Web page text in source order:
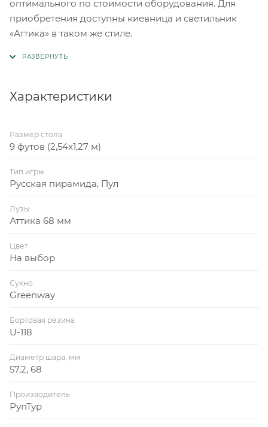
оптимального по стоимости оборудования. Для
приобретения доступны киевница и светильник
«Аттика» в таком же стиле.
Характеристики
Размер стола
9 футов (2,54x1,27 м)
Тип игры
Русская пирамида, Пул
Лузы
Аттика 68 мм
Цвет
На выбор
Сукно
Greenway
Бортовая резина
U-118
Диаметр шара, мм
57,2, 68
Производитель
РупТур